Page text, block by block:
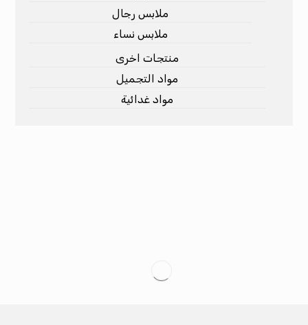
ملابس رجال
ملابس نساء
منتجات اخرى
مواد التجميل
مواد غدائية